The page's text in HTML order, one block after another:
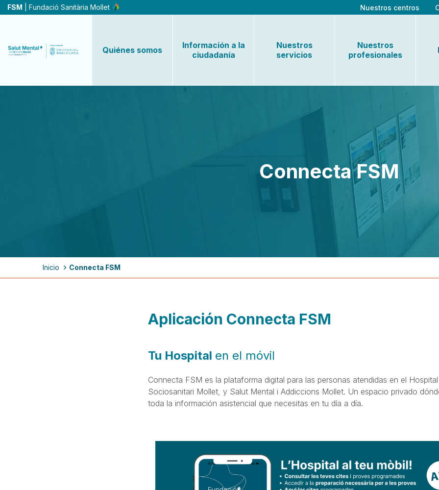
Pasar
al
FSM | Fundació Sanitària Mollet Nuestros centros
Quiénes somos
Información a la
ciudadanía
Nuestros
servicios
Nuestros
profesionales
Connecta FSM
de
Inicio Connecta FSM
Aplicación Connecta FSM
Tu Hospital en el móvil
Connecta FSM es la plataforma digital para las personas atendidas en el
Sociosanitari Mollet, y Salut Mental i Addiccions Mollet. Un espacio privado
toda la información asistencial que necesitas en tu día a día.